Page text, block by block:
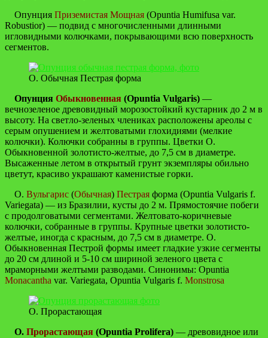
Опунция Приземистая Мощная (Opuntia Humifusa var.
Robustior) — подвид с многочисленными длинными
игловидными колючками, покрывающими всю поверхность
сегментов.
О. Обычная Пестрая форма
Опунция Обыкновенная (Opuntia Vulgaris) —
вечнозеленое древовидный морозостойкий кустарник до 2 м в
высоту. На светло-зеленых члениках расположены ареолы с
серым опушением и желтоватыми глохидиями (мелкие
колючки). Колючки собранны в группы. Цветки О.
Обыкновенной золотисто-желтые, до 7,5 см в диаметре.
Высаженные летом в открытый грунт экземпляры обильно
цветут, красиво украшают каменистые горки.
О. Вульгарис (Обычная) Пестрая форма (Opuntia Vulgaris f.
Variegata) — из Бразилии, кусты до 2 м. Прямостоячие побеги
с продолговатыми сегментами. Желтовато-коричневые
колючки, собранные в группы. Крупные цветки золотисто-
желтые, иногда с красным, до 7,5 см в диаметре. О.
Обыкновенная Пестрой формы имеет гладкие узкие сегменты
до 20 см длиной и 5-10 см шириной зеленого цвета с
мраморными желтыми разводами. Синонимы: Opuntia
Monacantha var. Variegata, Opuntia Vulgaris f. Monstrosa
О. Прорастающая
О. Прорастающая (Opuntia Prolifera) — древовидное или